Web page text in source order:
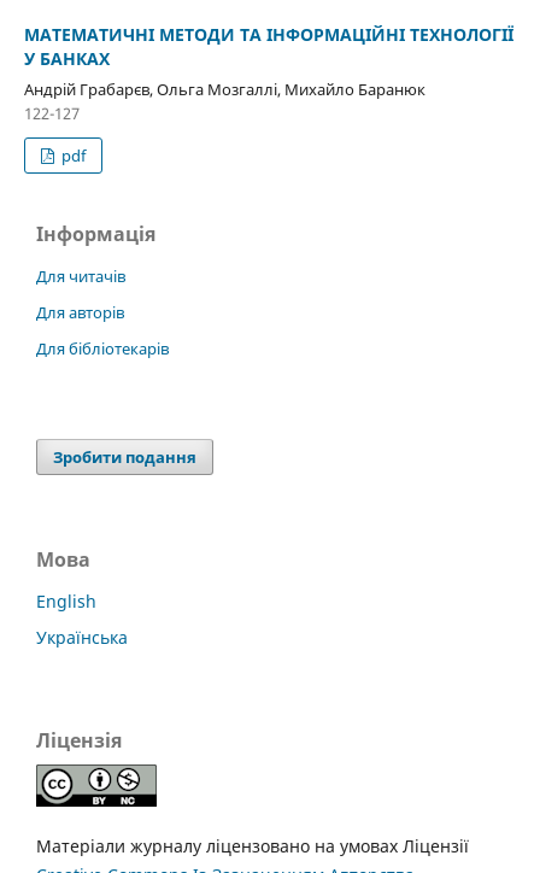
МАТЕМАТИЧНІ МЕТОДИ ТА ІНФОРМАЦІЙНІ ТЕХНОЛОГІЇ
У БАНКАХ
Андрій Грабарєв, Ольга Мозгаллі, Михайло Баранюк
122-127
pdf
Інформація
Для читачів
Для авторів
Для бібліотекарів
Зробити подання
Мова
English
Українська
Ліцензія
Матеріали журналу ліцензовано на умовах Ліцензії